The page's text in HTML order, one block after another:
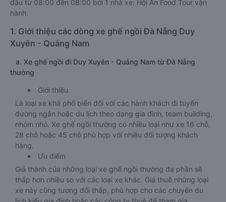
đầu từ 08:00 đến 08:00 bởi 1 nhà xe: Hội An Food Tour vận
hành.
1. Giới thiệu các dòng xe ghế ngồi Đà Nẵng Duy
Xuyên - Quảng Nam
a. Xe ghế ngồi đi Duy Xuyên - Quảng Nam từ Đà Nẵng
thường
Giới thiệu
Là loại xe khá phổ biến đối với các hành khách đi tuyến
đường ngắn hoặc du lịch theo dạng gia đình, team building,
nhóm nhỏ. Xe ghế ngồi thường có nhiều loại như xe 16 chỗ,
28 chỗ hoặc 45 chỗ phù hợp với nhiều đối tượng khách
hàng.
Ưu điểm
Giá thành của những loại xe ghế ngồi thường đa phần sẽ
thấp hơn nhiều so với các loại xe khác. Giá thuê những loại
xe này cũng tương đối thấp, phù hợp cho các chuyến du